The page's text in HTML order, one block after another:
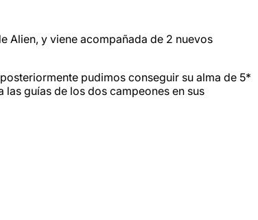
Alien, y viene acompañada de 2 nuevos
pudimos conseguir su alma de 5*
guías de los dos campeones en sus